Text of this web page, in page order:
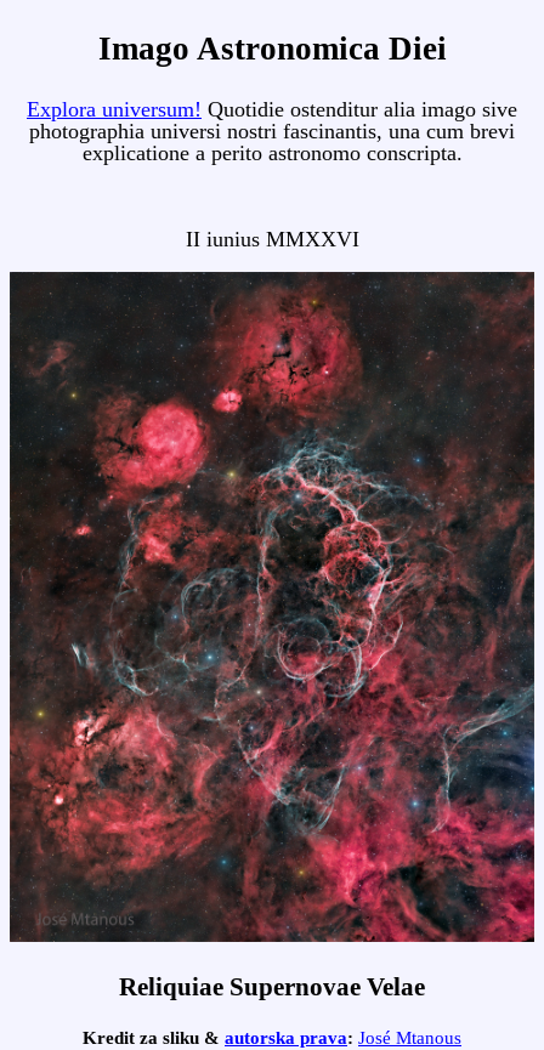
Imago Astronomica Diei
Explora universum! Quotidie ostenditur alia imago sive
photographia universi nostri fascinantis, una cum brevi
explicatione a perito astronomo conscripta.
II iunius MMXXVI
Reliquiae Supernovae Velae
Kredit za sliku & autorska prava: José Mtanous